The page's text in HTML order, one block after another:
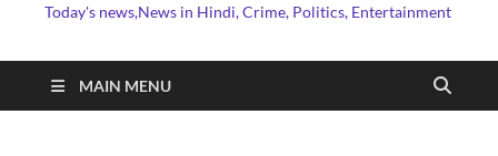
Today's news,News in Hindi, Crime, Politics, Entertainment
MAIN MENU